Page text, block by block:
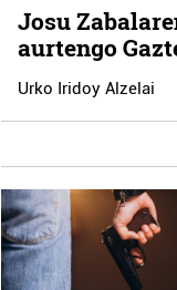
Josu
aurtengo
Urko Iridoy Alzelai